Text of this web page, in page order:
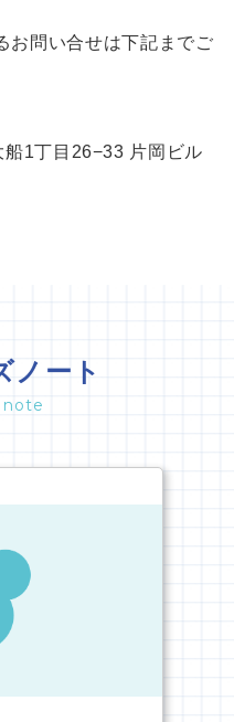
お問い合せは下記までご
1丁目26−33 片岡ビル
ノート